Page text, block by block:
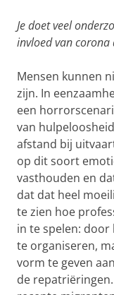
Je doet veel
invloed van corona
Mensen kunnen
zijn. In
een
van
afstand bij
op dit soort
vasthouden en
dat dat heel
te zien hoe
in te spelen:
te organiseren,
vorm te geven
de